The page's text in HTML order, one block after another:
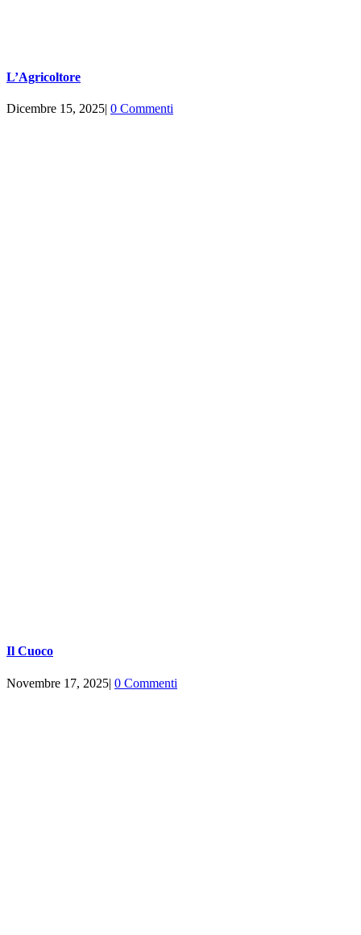
L’Agricoltore
Dicembre 15, 2025| 0 Commenti
Il Cuoco
Novembre 17, 2025| 0 Commenti